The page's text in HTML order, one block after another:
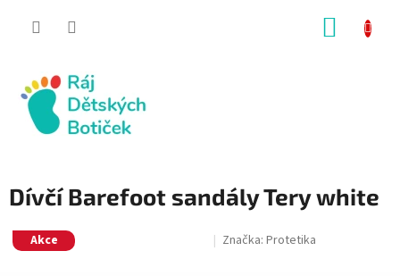
Dívčí Barefoot sandály Tery white
Akce Značka: Protetika